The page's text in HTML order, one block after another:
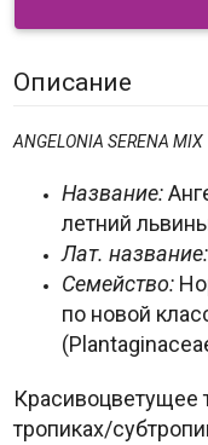
Описание
ANGELONIA SERENA MIX
Название:
летний
Лат. название:
Семейство:
по новой
Красивоцветущее
тропиках/